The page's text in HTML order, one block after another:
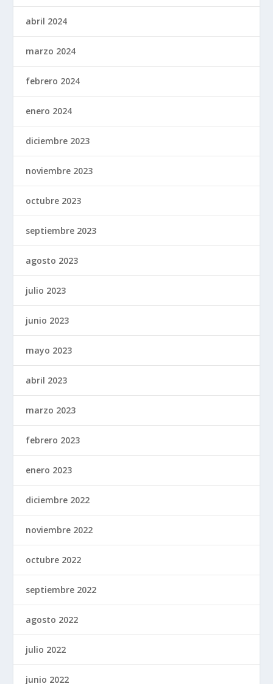
abril 2024
marzo 2024
febrero 2024
enero 2024
diciembre 2023
noviembre 2023
octubre 2023
septiembre 2023
agosto 2023
julio 2023
junio 2023
mayo 2023
abril 2023
marzo 2023
febrero 2023
enero 2023
diciembre 2022
noviembre 2022
octubre 2022
septiembre 2022
agosto 2022
julio 2022
junio 2022